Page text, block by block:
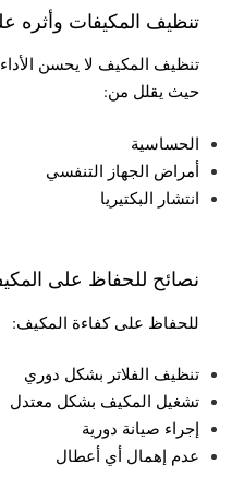
تنظيف المكيفات وأثره
تنظيف المكيف لا يحسن
حيث يقلل من:
الحساسية
أمراض الجهاز التنفسي
انتشار البكتيريا
نصائح للحفاظ على
للحفاظ على كفاءة المكيف:
تنظيف الفلاتر بشكل دوري
تشغيل المكيف بشكل معتدل
إجراء صيانة دورية
عدم إهمال أي أعطال